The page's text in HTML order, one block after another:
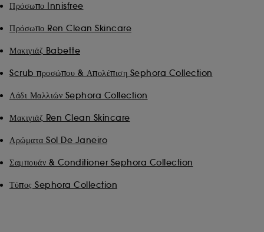
Πρόσωπο Innisfree
Πρόσωπο Ren Clean Skincare
Μακιγιάζ Babette
Scrub προσώπου & Απολέπιση Sephora Collection
Λάδι Μαλλιών Sephora Collection
Μακιγιάζ Ren Clean Skincare
Αρώματα Sol De Janeiro
Σαμπουάν & Conditioner Sephora Collection
Τύπος Sephora Collection